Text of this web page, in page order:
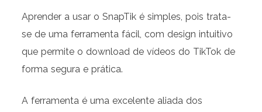
Aprender a usar o SnapTik é simples, pois trata-
se de uma ferramenta fácil, com design intuitivo
que permite o download de vídeos do TikTok de
forma segura e prática.
A ferramenta é uma excelente aliada dos